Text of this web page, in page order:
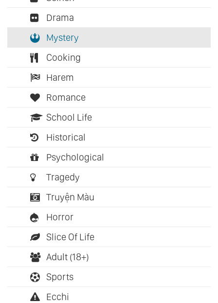
Drama
Mystery
Cooking
Harem
Romance
School Life
Historical
Psychological
Tragedy
Truyện Màu
Horror
Slice Of Life
Adult (18+)
Sports
Ecchi